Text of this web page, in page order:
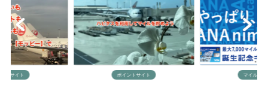
トサイト ポイントサイト マイルの